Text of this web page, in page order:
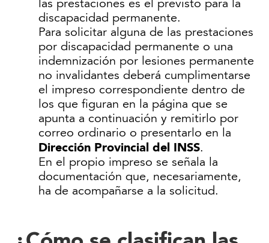
las prestaciones es el previsto para la
discapacidad permanente.
Para solicitar alguna de las prestaciones
por discapacidad permanente o una
indemnización por lesiones permanente
no invalidantes deberá cumplimentarse
el impreso correspondiente dentro de
los que figuran en la página que se
apunta a continuación y remitirlo por
correo ordinario o presentarlo en la
Dirección Provincial del INSS.
En el propio impreso se señala la
documentación que, necesariamente,
ha de acompañarse a la solicitud.